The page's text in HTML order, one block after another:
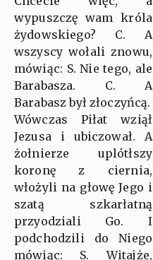
wypuszczę wam króla
żydowskiego? C. A
wszyscy wołali znowu,
mówiąc: S. Nie tego, ale
Barabasza. C. A
Barabasz był złoczyńcą.
Wówczas Piłat wziął
Jezusa i ubiczował. A
żołnierze uplótłszy
koronę z ciernia,
włożyli na głowę Jego i
szatą szkarłatną
przyodziali Go. I
podchodzili do Niego
mówiąc: S. Witajże,